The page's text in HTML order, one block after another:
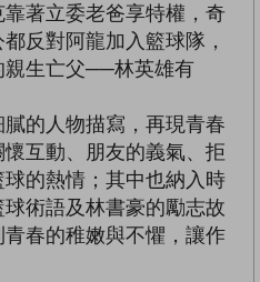
著立委老爸享特權，奇
反對阿龍加入籃球隊，
親生亡父──林英雄有
的人物描寫，再現青春
互動、朋友的義氣、拒
的熱情；其中也納入時
術語及林書豪的勵志故
春的稚嫩與不懼，讓作